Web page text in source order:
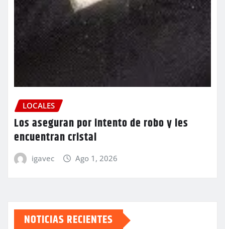
LOCALES
Los aseguran por intento de robo y les
encuentran cristal
igavec Ago 1, 2026
NOTICIAS RECIENTES